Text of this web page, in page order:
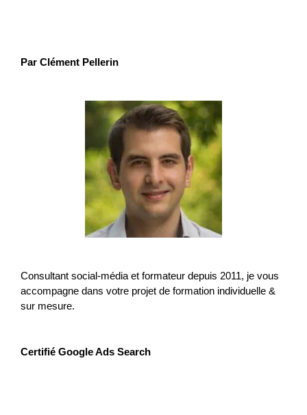
Par Clément Pellerin
Consultant social-média et formateur depuis 2011, je vous
accompagne dans votre projet de formation individuelle &
sur mesure.
Certifié Google Ads Search